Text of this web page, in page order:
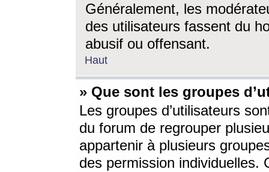
Généralement, les
des utilisateurs fassent du
abusif ou offensant.
Haut
» Que sont les groupes
Les groupes d’utilisateurs
du forum de regrouper
appartenir à plusieurs
des permission individuelles.